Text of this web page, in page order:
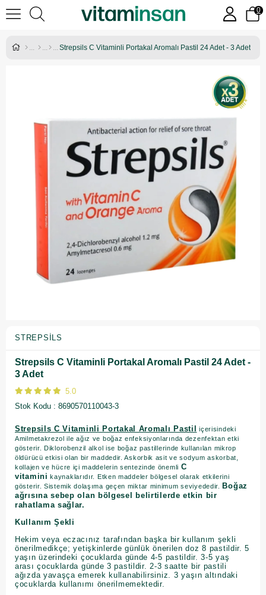
0
Strepsils C Vitaminli Portakal Aromalı Pastil 24 Adet - 3 Adet
STREPSILS
Strepsils C Vitaminli Portakal Aromalı Pastil 24 Adet -
3 Adet
5.0
Stok Kodu
8690570110043-3
Strepsils C Vitaminli Portakal Aromalı Pastil
içerisindeki
Amilmetakrezol ile ağız ve boğaz enfeksiyonlarında dezenfektan etki
gösterir. Diklorobenzil alkol ise boğaz pastillerinde kullanılan mikrop
öldürücü etkisi olan bir maddedir. Askorbik asit ve sodyum askorbat,
kollajen ve hücre içi maddelerin sentezinde önemli C
vitamini kaynaklarıdır. Etken maddeler bölgesel olarak etkilerini
gösterir. Sistemik dolaşıma geçen miktar minimum seviyededir.
Boğaz
ağrısına sebep olan bölgesel belirtilerde etkin bir
rahatlama sağlar.
Kullanım Şekli
Hekim veya eczacınız tarafından başka bir kullanım şekli
önerilmedikçe; yetişkinlerde günlük önerilen doz 8 pastildir. 5
yaşın üzerindeki çocuklarda günde 4-5 pastildir. 3-5 yaş
arası çocuklarda günde 3 pastildir. 2-3 saatte bir pastili
ağızda yavaşça emerek kullanabilirsiniz. 3 yaşın altındaki
çocuklarda kullanımı önerilmemektedir.